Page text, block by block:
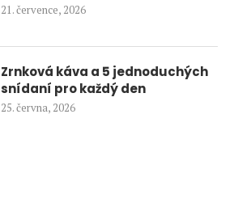
21. července, 2026
Zrnková káva a 5 jednoduchých
snídaní pro každý den
25. června, 2026